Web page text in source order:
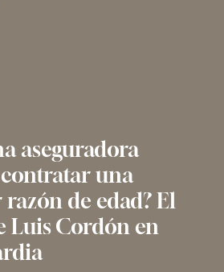
aseguradora
una
de edad? El
Luis Cordón en